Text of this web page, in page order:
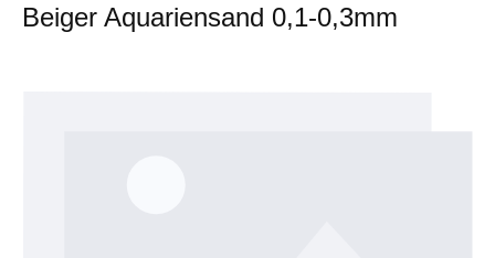
Beiger Aquariensand 0,1-0,3mm